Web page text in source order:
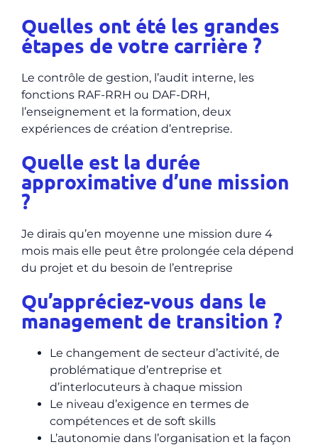
Quelles ont été les grandes
étapes de votre carrière ?
Le contrôle de gestion, l’audit interne, les
fonctions RAF-RRH ou DAF-DRH,
l’enseignement et la formation, deux
expériences de création d’entreprise.
Quelle est la durée
approximative d’une mission
?
Je dirais qu’en moyenne une mission dure 4
mois mais elle peut être prolongée cela dépend
du projet et du besoin de l’entreprise
Qu’appréciez-vous dans le
management de transition ?
Le changement de secteur d’activité, de
problématique d’entreprise et
d’interlocuteurs à chaque mission
Le niveau d’exigence en termes de
compétences et de soft skills
L’autonomie dans l’organisation et la façon